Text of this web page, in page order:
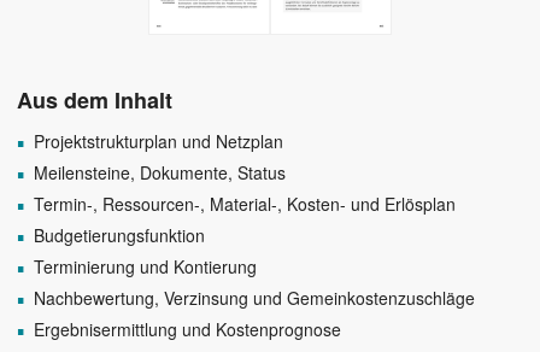
Aus dem Inhalt
Projektstrukturplan und Netzplan
Meilensteine, Dokumente, Status
Termin-, Ressourcen-, Material-, Kosten- und Erlösplan
Budgetierungsfunktion
Terminierung und Kontierung
Nachbewertung, Verzinsung und Gemeinkostenzuschläge
Ergebnisermittlung und Kostenprognose